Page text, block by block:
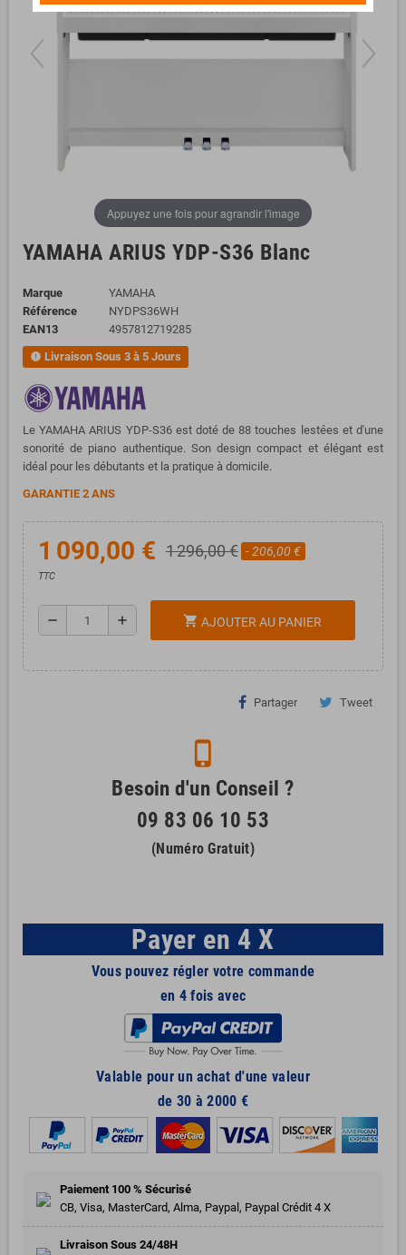
Appuyez une fois pour agrandir l'image
YAMAHA ARIUS YDP-S36 Blanc
Marque
YAMAHA
Référence
NYDPS36WH
EAN13
4957812719285
new_releases Livraison Sous 3 à 5 Jours
Le YAMAHA ARIUS YDP-S36 est doté de 88 touches lestées et d'une
sonorité de piano authentique. Son design compact et élégant est
idéal pour les débutants et la pratique à domicile.
GARANTIE 2 ANS
1 090,00 € 1 296,00 € - 206,00 €
TTC
remove add shopping_cart AJOUTER AU PANIER
Partager Tweet
phone_iphone
Besoin d'un Conseil ?
09 83 06 10 53
(Numéro Gratuit)
Payer en 4 X
Vous pouvez régler votre commande
en 4 fois avec
Valable pour un achat d'une valeur
de 30 à 2000 €
Paiement 100 % Sécurisé
CB, Visa, MasterCard, Alma, Paypal, Paypal Crédit 4 X
Livraison Sous 24/48H